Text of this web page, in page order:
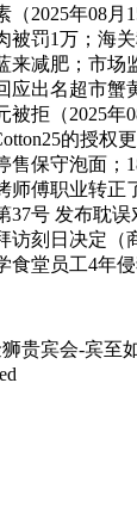
（2025年08月
被罚1万；海
来减肥；市场
应出名超市蟹
被拒（2025年
的授权
售保守泡面；
傅职业转正
37号 发布耽
访刻日决定（
食堂员工4年侵
贵宾会-宾至